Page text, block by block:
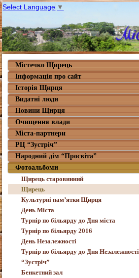
Select Language ▼
Містечко Щирець
Інформація про сайт
Історія Щирця
Видатні люди
Новини Щирця
Очищення влади
Міста-партнери
РЦ “Зустріч”
Народний дім “Просвіта”
Фотоальбоми
Щирець старовинний
Щирець
Культурні пам’ятки Щирця
День Міста
Турнір по більярду до Дня міста
Турнір по більярду 2016
День Незалежності
Турнір по більярду до Дня Незалежності
“Зустріч”
Бенкетний зал